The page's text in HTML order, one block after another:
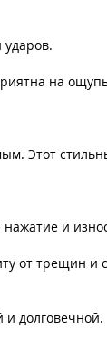
на
Этот
и
от трещин и
долговечной.